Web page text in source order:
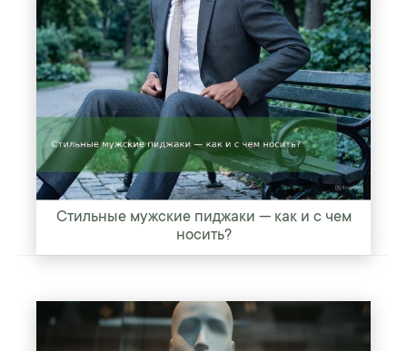
Стильные мужские пиджаки — как и с чем
носить?